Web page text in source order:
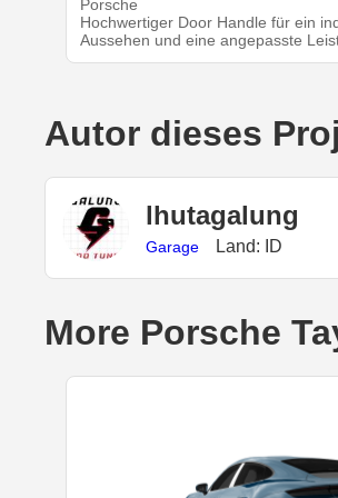
Porsche
Hochwertiger Door Handle für ein
Aussehen und eine angepasste
Autor dieses
lhutagalung
Garage Land: ID
More Porsche